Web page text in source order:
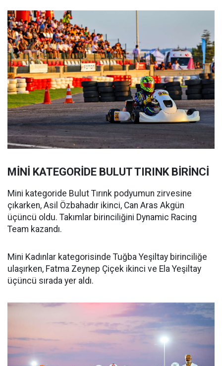
MİNİ KATEGORİDE BULUT TIRINK BİRİNCİ
Mini kategoride Bulut Tırınk podyumun zirvesine
çıkarken, Asil Özbahadır ikinci, Can Aras Akgün
üçüncü oldu. Takımlar birinciliğini Dynamic Racing
Team kazandı.
Mini Kadınlar kategorisinde Tuğba Yeşiltay birinciliğe
ulaşırken, Fatma Zeynep Çiçek ikinci ve Ela Yeşiltay
üçüncü sırada yer aldı.